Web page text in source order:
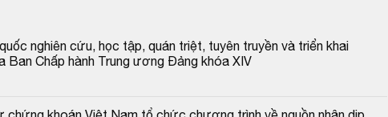
nghiên cứu, học tập, quán triệt, tuyên truyền và triển khai
Ban Chấp hành Trung ương Đảng khóa XIV